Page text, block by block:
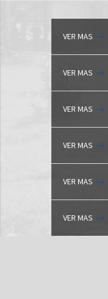
VER MAS
VER MAS
VER MAS
VER MAS
VER MAS
VER MAS